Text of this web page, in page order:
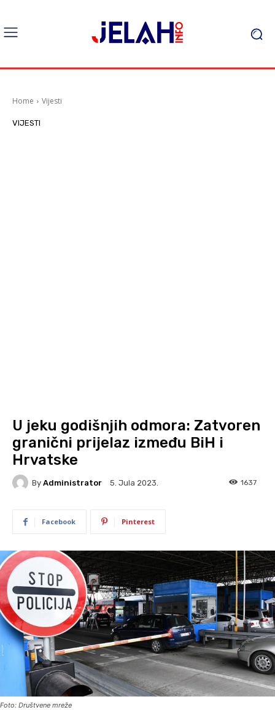
Home Vijesti
VIJESTI
U jeku godišnjih odmora: Zatvoren
granični prijelaz između BiH i
Hrvatske
By Administrator 5. Jula 2023. 1637
Facebook Pinterest
Foto: Društvene mreže